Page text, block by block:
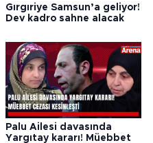
Gırgıriye Samsun’a geliyor!
Dev kadro sahne alacak
Palu Ailesi davasında
Yargıtay kararı! Müebbet